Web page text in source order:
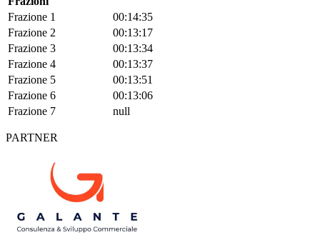
Frazione 1
00:14:35
Frazione 2
00:13:17
Frazione 3
00:13:34
Frazione 4
00:13:37
Frazione 5
00:13:51
Frazione 6
00:13:06
Frazione 7
null
PARTNER